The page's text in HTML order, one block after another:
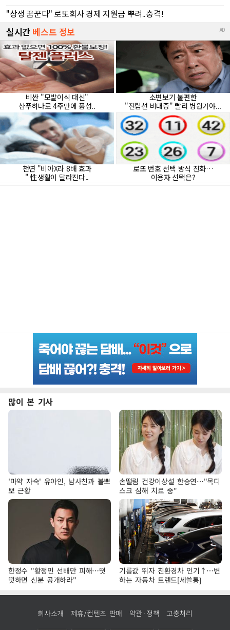
많이 본 기사
'마약 자숙' 유아인, 남사친과 볼뽀
뽀 근황
손떨림 건강이상설 한승연…"목디
스크 심해 치료 중"
한정수 "황정민 선배만 피해…떳
떳하면 신분 공개하라"
기름값 뛰자 친환경차 인기↑…변
하는 자동차 트렌드[세쓸통]
회사소개 제휴/컨텐츠 판매 약관·정책 고충처리